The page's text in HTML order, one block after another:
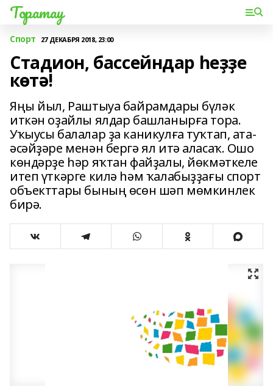
Торатау
Спорт 27 ДЕКАБРЯ 2018, 23:00
Стадион, бассейндар һеҙҙе
көтә!
Яңы йыл, Раштыуа байрамдары бүләк
иткән оҙайлы ялдар башланырға тора.
Уҡыусы балалар ҙа каникулға туҡтап, ата-
әсәйҙәре менән бергә ял итә аласаҡ. Ошо
көндәрҙе һәр яҡтан файҙалы, йөкмәткеле
итеп үткәрге килә һәм ҡалабыҙҙағы спорт
объекттары бының өсөн шәп мөмкинлек
бирә.